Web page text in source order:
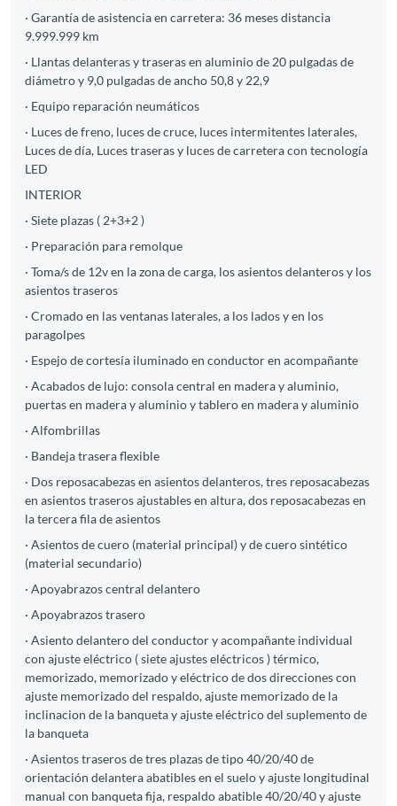
· Garantía de asistencia en carretera: 36 meses distancia
9.999.999 km
· Llantas delanteras y traseras en aluminio de 20 pulgadas de
diámetro y 9,0 pulgadas de ancho 50,8 y 22,9
· Equipo reparación neumáticos
· Luces de freno, luces de cruce, luces intermitentes laterales,
Luces de día, Luces traseras y luces de carretera con tecnología
LED
INTERIOR
· Siete plazas ( 2+3+2 )
· Preparación para remolque
· Toma/s de 12v en la zona de carga, los asientos delanteros y los
asientos traseros
· Cromado en las ventanas laterales, a los lados y en los
paragolpes
· Espejo de cortesía iluminado en conductor en acompañante
· Acabados de lujo: consola central en madera y aluminio,
puertas en madera y aluminio y tablero en madera y aluminio
· Alfombrillas
· Bandeja trasera flexible
· Dos reposacabezas en asientos delanteros, tres reposacabezas
en asientos traseros ajustables en altura, dos reposacabezas en
la tercera fila de asientos
· Asientos de cuero (material principal) y de cuero sintético
(material secundario)
· Apoyabrazos central delantero
· Apoyabrazos trasero
· Asiento delantero del conductor y acompañante individual
con ajuste eléctrico ( siete ajustes eléctricos ) térmico,
memorizado, memorizado y eléctrico de dos direcciones con
ajuste memorizado del respaldo, ajuste memorizado de la
inclinacion de la banqueta y ajuste eléctrico del suplemento de
la banqueta
· Asientos traseros de tres plazas de tipo 40/20/40 de
orientación delantera abatibles en el suelo y ajuste longitudinal
manual con banqueta fija, respaldo abatible 40/20/40 y ajuste